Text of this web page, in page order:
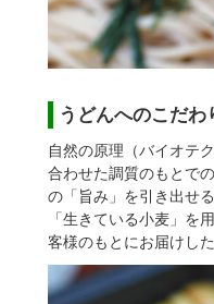
うどんへのこだわ
自然の原理（バイオテ
合わせた調質のもとで
の「旨み」を引き出せ
「生きている小麦」を
客様のもとにお届けし